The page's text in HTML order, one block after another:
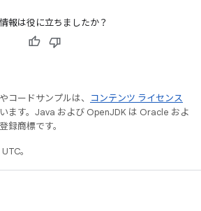
報は役に立ちましたか？
コードサンプルは、
コンテンツ ライセンス
ます。Java および OpenJDK は Oracle およ
録商標です。
。